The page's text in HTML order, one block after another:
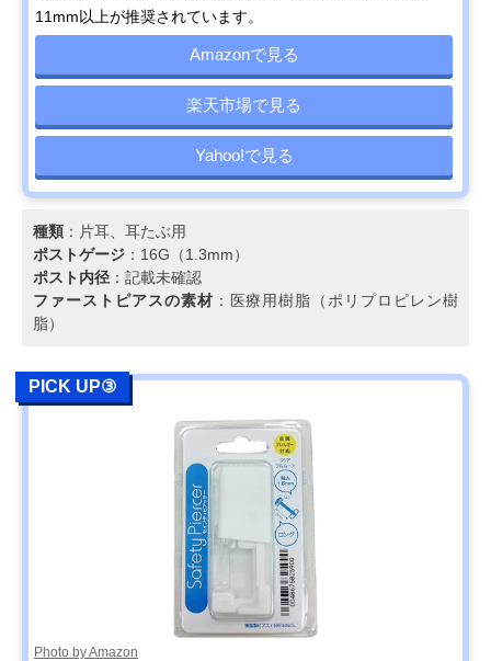
11mm以上が推奨されています。
Amazonで見る
楽天市場で見る
Yahoo!で見る
種類 ：片耳、耳たぶ用
ポストゲージ ：16G（1.3mm）
ポスト内径 ：記載未確認
ファーストピアスの素材 ：医療用樹脂（ポリプロピレン樹
脂）
PICK UP③
Photo by Amazon